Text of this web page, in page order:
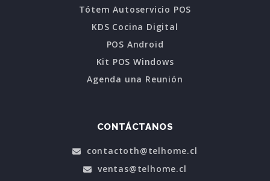
Tótem Autoservicio POS
KDS Cocina Digital
POS Android
Kit POS Windows
Agenda una Reunión
CONTÁCTANOS
contactoth@telhome.cl
ventas@telhome.cl